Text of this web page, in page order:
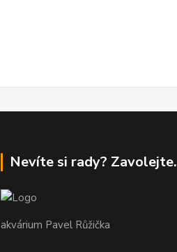
Nevíte si rady? Zavolejte.
akvárium Pavel Růžička